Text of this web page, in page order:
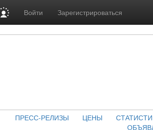
Войти Зарегистрироваться
ПРЕСС-РЕЛИЗЫ ЦЕНЫ